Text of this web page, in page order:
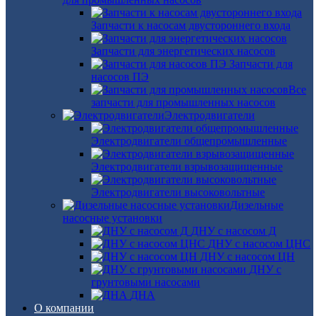
Запчасти к насосам двустороннего входа
Запчасти для энергетических насосов
Запчасти для
насосов ПЭ
Все
запчасти для промышленных насосов
Электродвигатели
Электродвигатели общепромышленные
Электродвигатели взрывозащищенные
Электродвигатели высоковольтные
Дизельные
насосные установки
ДНУ с насосом Д
ДНУ с насосом ЦНС
ДНУ с насосом ЦН
ДНУ с
грунтовыми насосами
ДНА
О компании